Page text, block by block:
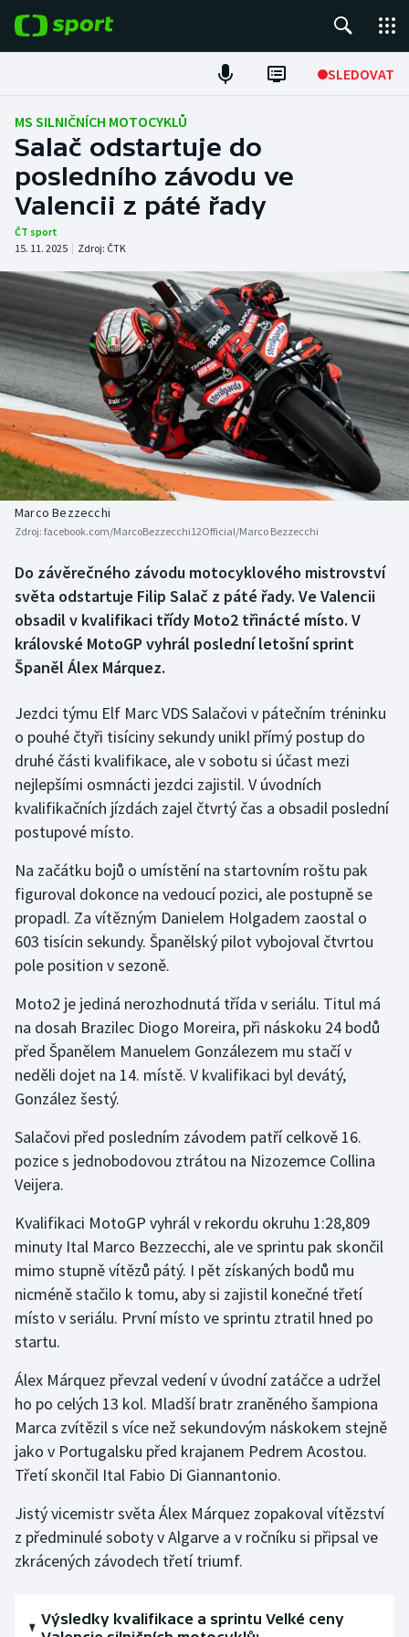
SLEDOVAT
Fotbal
Hokej
Tenis
Atletika
Cyklistika
DALŠÍ SPORTY
Americký fotbal
Baseball a softbal
Basketbal
Biatlon
Box
Curling
Florbal
Futsal
Golf
Gymnastika
Házená
Jezdectví
Krasobruslení
Lezení
Moderní pětiboj
Olympijské hry
Parasport
Plavání
Plážový volejbal
Ragby
Rychlobruslení
Rychlostní kanoistika
Short track
NEPŘEHLÉDNĚTE
Soutěže
Historické návraty
Aplikace ČT sport
MS SILNIČNÍCH MOTOCYKLŮ
Salač odstartuje do
posledního závodu ve
Valencii z páté řady
ČT sport
15. 11. 2025 | Zdroj: ČTK
Marco Bezzecchi
Zdroj: facebook.com/MarcoBezzecchi12Official/Marco Bezzecchi
Do závěrečného závodu motocyklového mistrovství
světa odstartuje Filip Salač z páté řady. Ve Valencii
obsadil v kvalifikaci třídy Moto2 třinácté místo. V
královské MotoGP vyhrál poslední letošní sprint
Španěl Álex Márquez.
Jezdci týmu Elf Marc VDS Salačovi v pátečním tréninku
o pouhé čtyři tisíciny sekundy unikl přímý postup do
druhé části kvalifikace, ale v sobotu si účast mezi
nejlepšími osmnácti jezdci zajistil. V úvodních
kvalifikačních jízdách zajel čtvrtý čas a obsadil poslední
postupové místo.
Na začátku bojů o umístění na startovním roštu pak
figuroval dokonce na vedoucí pozici, ale postupně se
propadl. Za vítězným Danielem Holgadem zaostal o
603 tisícin sekundy. Španělský pilot vybojoval čtvrtou
pole position v sezoně.
Moto2 je jediná nerozhodnutá třída v seriálu. Titul má
na dosah Brazilec Diogo Moreira, při náskoku 24 bodů
před Španělem Manuelem Gonzálezem mu stačí v
neděli dojet na 14. místě. V kvalifikaci byl devátý,
González šestý.
Salačovi před posledním závodem patří celkově 16.
pozice s jednobodovou ztrátou na Nizozemce Collina
Veijera.
Kvalifikaci MotoGP vyhrál v rekordu okruhu 1:28,809
minuty Ital Marco Bezzecchi, ale ve sprintu pak skončil
mimo stupně vítězů pátý. I pět získaných bodů mu
nicméně stačilo k tomu, aby si zajistil konečné třetí
místo v seriálu. První místo ve sprintu ztratil hned po
startu.
Álex Márquez převzal vedení v úvodní zatáčce a udržel
ho po celých 13 kol. Mladší bratr zraněného šampiona
Marca zvítězil s více než sekundovým náskokem stejně
jako v Portugalsku před krajanem Pedrem Acostou.
Třetí skončil Ital Fabio Di Giannantonio.
Jistý vicemistr světa Álex Márquez zopakoval vítězství
z předminulé soboty v Algarve a v ročníku si připsal ve
zkrácených závodech třetí triumf.
Výsledky kvalifikace a sprintu Velké ceny